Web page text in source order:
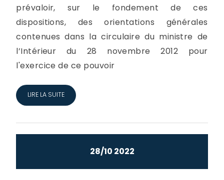
prévaloir, sur le fondement de ces
dispositions, des orientations générales
contenues dans la circulaire du ministre de
l’Intérieur du 28 novembre 2012 pour
l'exercice de ce pouvoir
LIRE LA SUITE
28/10 2022